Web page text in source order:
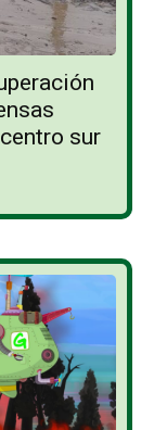
sur